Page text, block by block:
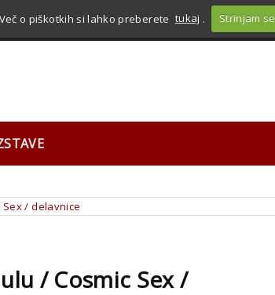
o piškotkih si lahko preberete tukaj . Strinjam se
/ delavnice
/ Cosmic Sex /